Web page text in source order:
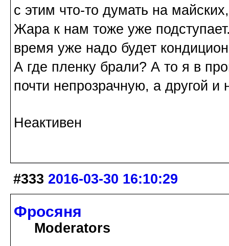
с этим что-то думать на
Жара к нам тоже уже
время уже надо будет
А где пленку брали? А то я в
почти непрозрачную, а другой и
Неактивен
#333 2016-03-30 16:10:29
Фросяня
Moderators